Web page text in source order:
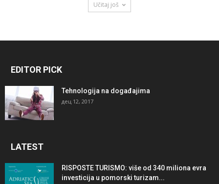
Učitaj još
EDITOR PICK
Tehnologija na događajima
дец 12, 2017
LATEST
RISPOSTE TURISMO: više od 340 miliona evra
investicija u pomorski turizam...